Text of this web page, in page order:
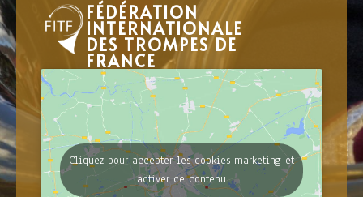
FÉDÉRATION
INTERNATIONALE
DES TROMPES DE
FRANCE
Cliquez pour accepter les cookies marketing et
activer ce contenu